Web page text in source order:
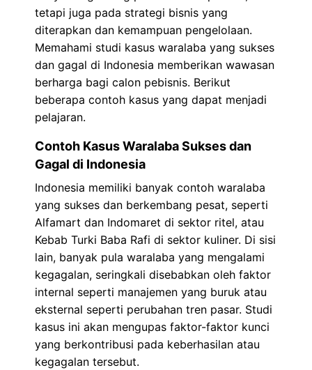
tetapi juga pada strategi bisnis yang
diterapkan dan kemampuan pengelolaan.
Memahami studi kasus waralaba yang sukses
dan gagal di Indonesia memberikan wawasan
berharga bagi calon pebisnis. Berikut
beberapa contoh kasus yang dapat menjadi
pelajaran.
Contoh Kasus Waralaba Sukses dan
Gagal di Indonesia
Indonesia memiliki banyak contoh waralaba
yang sukses dan berkembang pesat, seperti
Alfamart dan Indomaret di sektor ritel, atau
Kebab Turki Baba Rafi di sektor kuliner. Di sisi
lain, banyak pula waralaba yang mengalami
kegagalan, seringkali disebabkan oleh faktor
internal seperti manajemen yang buruk atau
eksternal seperti perubahan tren pasar. Studi
kasus ini akan mengupas faktor-faktor kunci
yang berkontribusi pada keberhasilan atau
kegagalan tersebut.